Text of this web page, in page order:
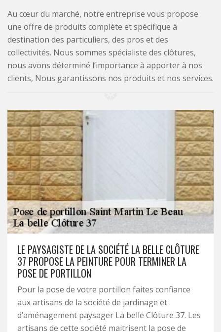
Au cœur du marché, notre entreprise vous propose
une offre de produits complète et spécifique à
destination des particuliers, des pros et des
collectivités. Nous sommes spécialiste des clôtures,
nous avons déterminé l’importance à apporter à nos
clients, Nous garantissons nos produits et nos services.
LE PAYSAGISTE DE LA SOCIÉTÉ LA BELLE CLÔTURE
37 PROPOSE LA PEINTURE POUR TERMINER LA
POSE DE PORTILLON
Pour la pose de votre portillon faites confiance
aux artisans de la société de jardinage et
d’aménagement paysager La belle Clôture 37. Les
artisans de cette société maitrisent la pose de